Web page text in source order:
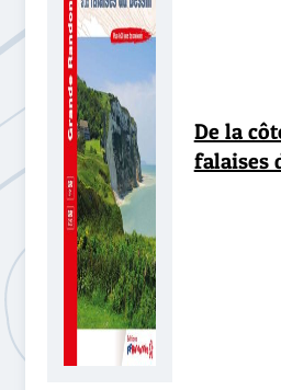
De la
falaises